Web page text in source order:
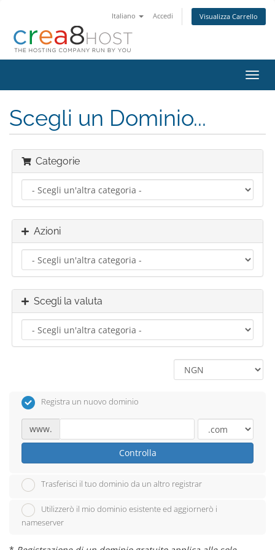
Italiano Accedi Visualizza Carrello
Attiva
Scegli un Dominio...
Categorie
Azioni
Scegli la valuta
Registra un nuovo dominio
www.
Controlla
Trasferisci il tuo dominio da un altro registrar
Utilizzerò il mio dominio esistente ed aggiornerò i
nameserver